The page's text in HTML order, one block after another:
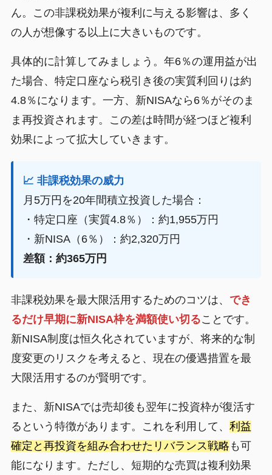
ん。この非課税効果が複利に与える影響は、多く
の人が想像する以上に大きいものです。
具体的に計算してみましょう。年6％の運用益が出
た場合、特定口座なら税引き後の実質利回りは約
4.8％になります。一方、新NISAなら6％がそのま
ま再投資されます。この差は時間が経つほど複利
効果によって拡大していきます。
📈 非課税効果の威力
月5万円を20年間積立投資した場合：
・特定口座（実質4.8％）：約1,955万円
・新NISA（6％）：約2,320万円
差額：約365万円
非課税効果を最大限活用するためのコツは、 でき
るだけ早期に新NISA枠を満額使い切ることです。
新NISA制度は恒久化されていますが、将来的な制
度変更のリスクを考えると、現在の優遇措置を最
大限活用するのが賢明です。
また、新NISAでは売却後も翌年に投資枠が復活す
るという特徴があります。これを利用して、 利益
確定と再投資を組み合わせたリバランス戦略 も可
能になります。ただし、短期的な売買は複利効果